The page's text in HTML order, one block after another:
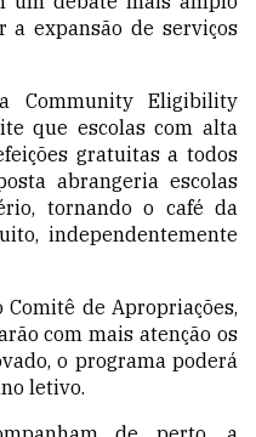
expansão de serviços
Community Eligibility
que escolas com alta
gratuitas a todos
abrangeria escolas
tornando o café da
independentemente
de Apropriações,
com mais atenção os
o programa poderá
letivo.